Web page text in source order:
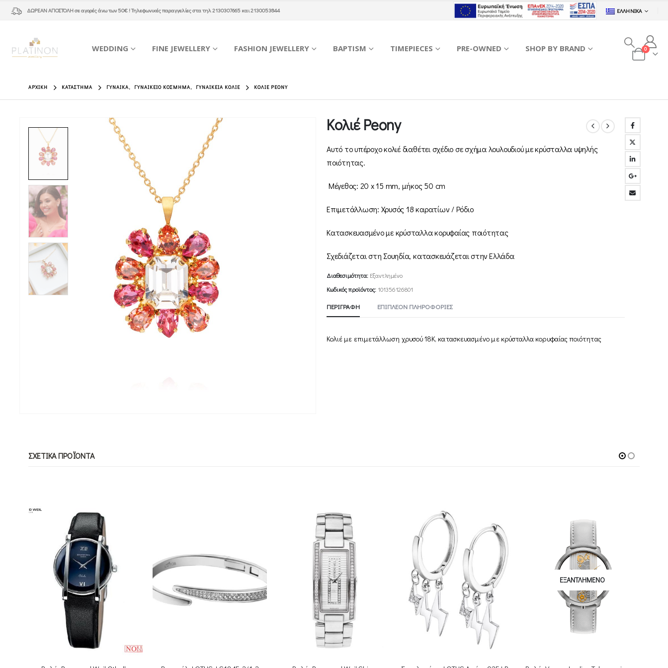
ΔΩΡΕΑΝ ΑΠΟΣΤΟΛΗσε αγορές άνω των 50€ ! Τηλεφωνικές παραγγελίες στα τηλ2130307665 και2130053844 ΕΛΛΗΝΙΚΆ
WEDDING FINE JEWELLERY FASHION JEWELLERY BAPTISM TIMEPIECES PRE-OWNED SHOP BY BRAND 0
ΑΡΧΙΚΉ ΚΑΤΆΣΤΗΜΑ ΓΥΝΑΊΚΑ, ΓΥΝΑΙΚΕΊΟ ΚΌΣΜΗΜΑ, ΓΥΝΑΙΚΕΊΑ ΚΟΛΙΈ ΚΟΛΙΈ PEONY
Κολιέ Peony
Αυτό το υπέροχο κολιέ διαθέτει σχέδιο σε σχήμα λουλουδιού με κρύσταλλα υψηλής
ποιότητας.
Μέγεθος: 20 x 15 mm, μήκος 50 cm
Επιμετάλλωση: Χρυσός 18 καρατίων / Ρόδιο
Κατασκευασμένο με κρύσταλλα κορυφαίας ποιότητας
Σχεδιάζεται στη Σουηδία, κατασκευάζεται στην Ελλάδα
Διαθεσιμότητα: Εξαντλημένο
Κωδικός προϊόντος: 101356126801
ΠΕΡΙΓΡΑΦΉ ΕΠΙΠΛΈΟΝ ΠΛΗΡΟΦΟΡΊΕΣ
Κολιέ με επιμετάλλωση χρυσού 18Κ, κατασκευασμένο με κρύσταλλα κορυφαίας ποιότητας
ΣΧΕΤΙΚΆ ΠΡΟΪΌΝΤΑ
ΕΞΑΝΤΛΗΜΈΝΟ